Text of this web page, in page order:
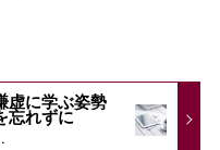
虚に学ぶ姿勢
忘れずに